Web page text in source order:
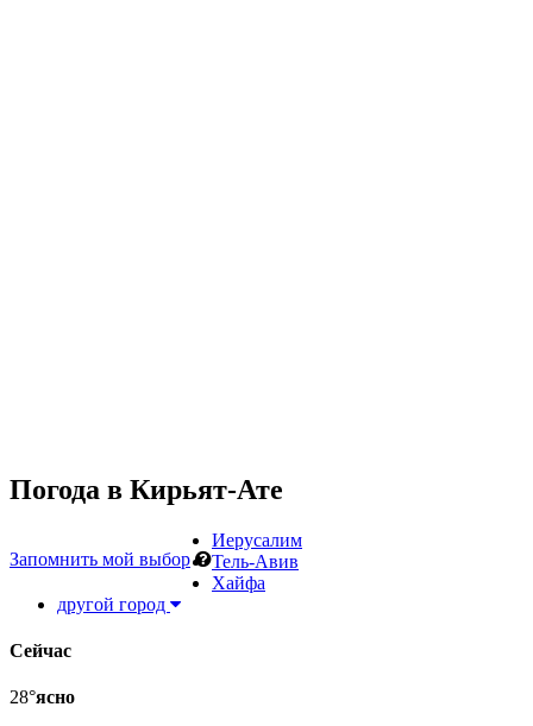
Погода в Кирьят-Ате
Запомнить мой выбор
Иерусалим
Тель-Авив
Хайфа
другой город
Сейчас
28°ясно